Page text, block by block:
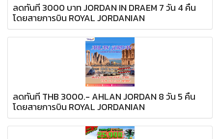
ลดทันที 3000 บาท JORDAN IN DRAEM 7 วัน 4 คืน
โดยสายการบิน ROYAL JORDANIAN
ลดทันที THB 3000.- AHLAN JORDAN 8 วัน 5 คืน
โดยสายการบิน ROYAL JORDANIAN